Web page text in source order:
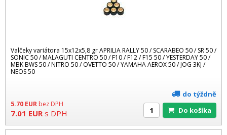
Valčeky variátora 15x12x5,8 gr APRILIA RALLY 50 / SCARABEO 50 / SR 50 /
SONIC 50 / MALAGUTI CENTRO 50 / F10 / F12 / F15 50 / YESTERDAY 50 /
MBK BWS 50 / NITRO 50 / OVETTO 50 / YAMAHA AEROX 50 / JOG 3KJ /
NEOS 50
5.70 EUR bez DPH
7.01 EUR s DPH
do týždně
Do košíka